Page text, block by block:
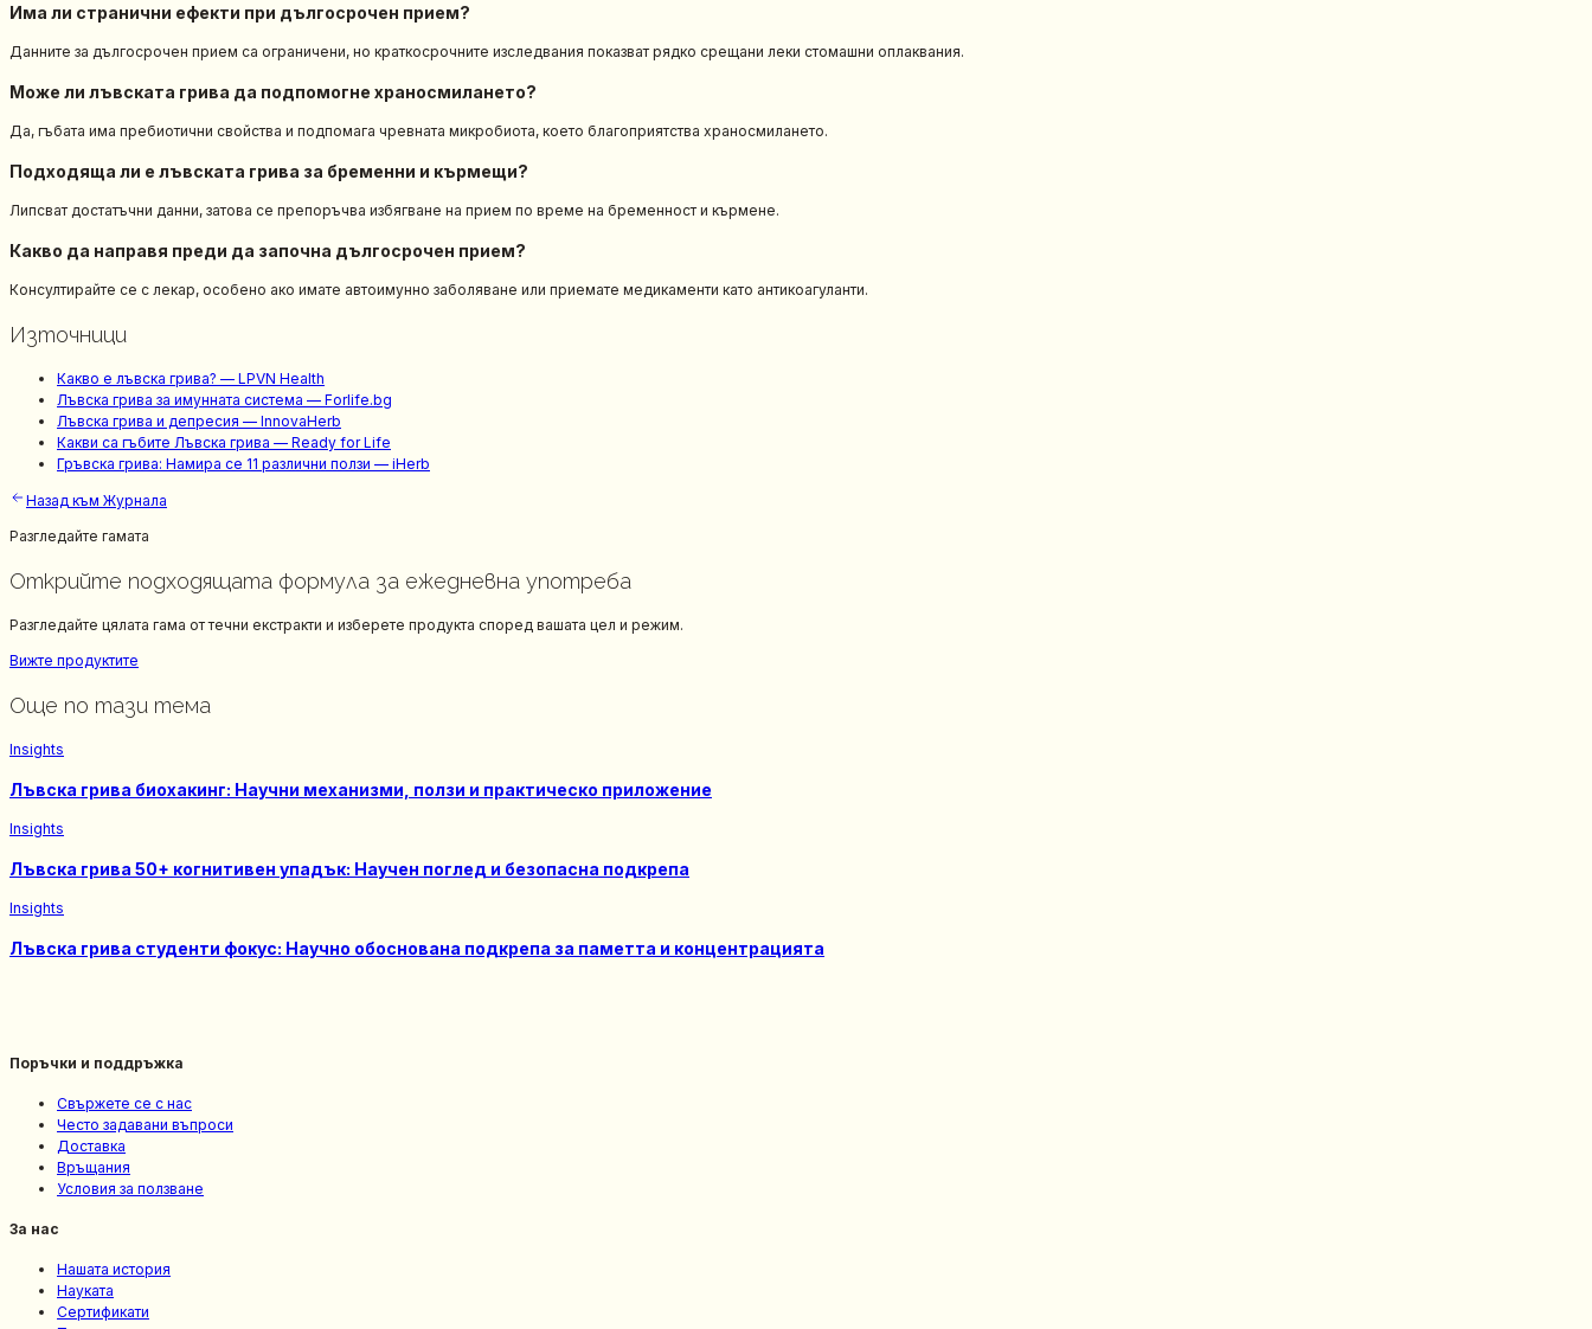
Има ли странични ефекти при дългосрочен прием?
Данните за дългосрочен прием са ограничени, но краткосрочните изследвания показват рядко срещани леки стомашни оплаквания.
Може ли лъвската грива да подпомогне храносмилането?
Да, гъбата има пребиотични свойства и подпомага чревната микробиота, което благоприятства храносмилането.
Подходяща ли е лъвската грива за бременни и кърмещи?
Липсват достатъчни данни, затова се препоръчва избягване на прием по време на бременност и кърмене.
Какво да направя преди да започна дългосрочен прием?
Консултирайте се с лекар, особено ако имате автоимунно заболяване или приемате медикаменти като антикоагуланти.
Източници
Какво е лъвска грива? — LPVN Health
Лъвска грива за имунната система — Forlife.bg
Лъвска грива и депресия — InnovaHerb
Какви са гъбите Лъвска грива — Ready for Life
Гръвска грива: Намира се 11 различни ползи — iHerb
Назад към Журнала
Разгледайте гамата
Открийте подходящата формула за ежедневна употреба
Разгледайте цялата гама от течни екстракти и изберете продукта според вашата цел и режим.
Вижте продуктите
Още по тази тема
Insights
Лъвска грива биохакинг: Научни механизми, ползи и практическо приложение
Insights
Лъвска грива 50+ когнитивен упадък: Научен поглед и безопасна подкрепa
Insights
Лъвска грива студенти фокус: Научно обоснована подкрепа за паметта и концентрацията
Поръчки и поддръжка
Свържете се с нас
Често задавани въпроси
Доставка
Връщания
Условия за ползване
За нас
Нашата история
Науката
Сертификати